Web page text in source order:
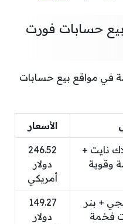
حسابات فورت
في مواقع بيع حسابات
الأسعار
نايت +
246.52
دولار
أمريكي
+ بنر
فخمة
149.27
دولار